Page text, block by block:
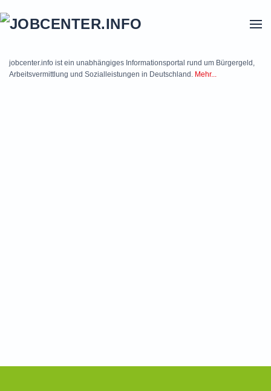
jobcenter.info ist ein unabhängiges Informationsportal rund um Bürgergeld,
Arbeitsvermittlung und Sozialleistungen in Deutschland. Mehr...